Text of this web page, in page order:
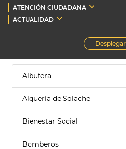
ATENCIÓN CIUDADANA
ACTUALIDAD
Desplegar
Albufera
Alquería de Solache
Bienestar Social
Bomberos